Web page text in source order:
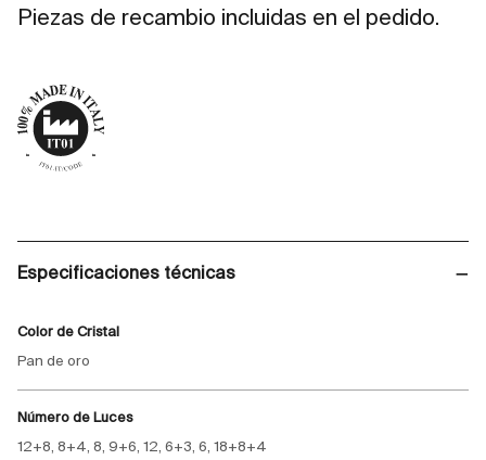
Piezas de recambio incluidas en el pedido.
Especificaciones técnicas
Color de Cristal
Pan de oro
Número de Luces
12+8, 8+4, 8, 9+6, 12, 6+3, 6, 18+8+4